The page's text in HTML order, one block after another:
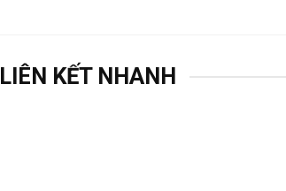
LIÊN KẾT NHANH